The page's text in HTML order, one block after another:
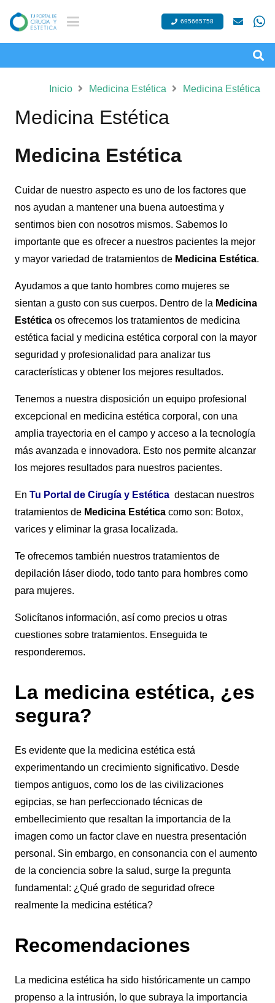
695665758
Inicio Medicina Estética Medicina Estética
Medicina Estética
Medicina Estética
Cuidar de nuestro aspecto es uno de los factores que
nos ayudan a mantener una buena autoestima y
sentirnos bien con nosotros mismos. Sabemos lo
importante que es ofrecer a nuestros pacientes la mejor
y mayor variedad de tratamientos de Medicina Estética.
Ayudamos a que tanto hombres como mujeres se
sientan a gusto con sus cuerpos. Dentro de la Medicina
Estética os ofrecemos los tratamientos de medicina
estética facial y medicina estética corporal con la mayor
seguridad y profesionalidad para analizar tus
características y obtener los mejores resultados.
Tenemos a nuestra disposición un equipo profesional
excepcional en medicina estética corporal, con una
amplia trayectoria en el campo y acceso a la tecnología
más avanzada e innovadora. Esto nos permite alcanzar
los mejores resultados para nuestros pacientes.
En Tu Portal de Cirugía y Estética destacan nuestros
tratamientos de Medicina Estética como son: Botox,
varices y eliminar la grasa localizada.
Te ofrecemos también nuestros tratamientos de
depilación láser diodo, todo tanto para hombres como
para mujeres.
Solicítanos información, así como precios u otras
cuestiones sobre tratamientos. Enseguida te
responderemos.
La medicina estética, ¿es
segura?
Es evidente que la medicina estética está
experimentando un crecimiento significativo. Desde
tiempos antiguos, como los de las civilizaciones
egipcias, se han perfeccionado técnicas de
embellecimiento que resaltan la importancia de la
imagen como un factor clave en nuestra presentación
personal. Sin embargo, en consonancia con el aumento
de la conciencia sobre la salud, surge la pregunta
fundamental: ¿Qué grado de seguridad ofrece
realmente la medicina estética?
Recomendaciones
La medicina estética ha sido históricamente un campo
propenso a la intrusión, lo que subraya la importancia